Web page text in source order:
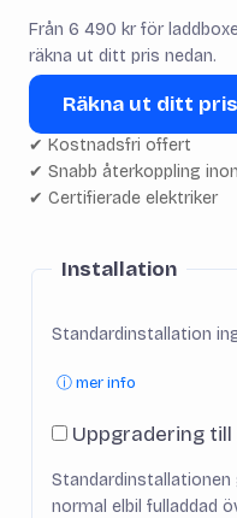
Från 6 490 kr för
räkna ut ditt pris nedan.
Räkna ut ditt pris
✔ Kostnadsfri offert
✔ Snabb återkoppling
✔ Certifierade elektriker
Installation
Standardinstallation
ⓘ mer info
Uppgradering till
Standardinstallationen
normal elbil fulladdad